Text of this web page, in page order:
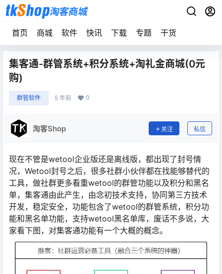
首页 商城 软件 快讯 下载 专题 干货
集客通-群管系统+积分系统+淘礼金商城(0元
购)
群管软件 5 年前 0
淘客Shop 关注 私信
现在不管是wetool企业版还是离线版，都出现了封号情
况，Wetool封号之后，很多社群小伙伴都在找能够替代的
工具，做社群更多看重wetool的群管功能以及积分和黑名
单，集客通由此产生，由念初技术支持，协同第三方技术
开发，稳定安全，功能包含了wetool的群管系统，积分功
能和黑名单功能，支持wetool黑名单库，废话不多说，大
家看下图，对集客通功能有一个大概的概念。